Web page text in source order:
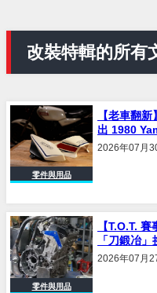
改裝特輯的所有
零件與用品
【老車翻
出 1980
車尾殼套件
2026年07月
零件與用品
【T.O.T.
「刀鍛冶
Katana 戰
2026年07月